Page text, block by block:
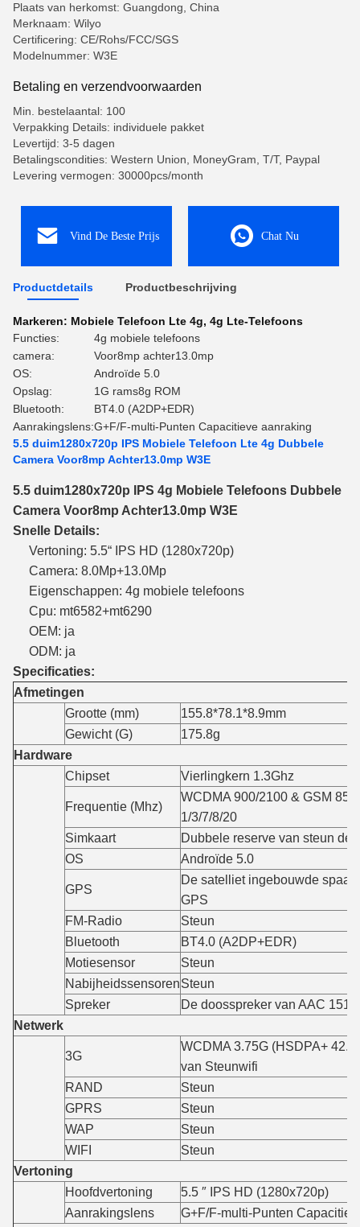
Plaats van herkomst: Guangdong, China
Merknaam: Wilyo
Certificering: CE/Rohs/FCC/SGS
Modelnummer: W3E
Betaling en verzendvoorwaarden
Min. bestelaantal: 100
Verpakking Details: individuele pakket
Levertijd: 3-5 dagen
Betalingscondities: Western Union, MoneyGram, T/T, Paypal
Levering vermogen: 30000pcs/month
Vind De Beste Prijs Chat Nu
Productdetails Productbeschrijving
Markeren: Mobiele Telefoon Lte 4g, 4g Lte-Telefoons
Functies:
4g mobiele telefoons
camera:
Voor8mp achter13.0mp
OS:
Androïde 5.0
Opslag:
1G rams8g ROM
Bluetooth:
BT4.0 (A2DP+EDR)
Aanrakingslens:G+F/F-multi-Punten Capacitieve aanraking
5.5 duim1280x720p IPS Mobiele Telefoon Lte 4g Dubbele
Camera Voor8mp Achter13.0mp W3E
5.5 duim1280x720p IPS 4g Mobiele Telefoons Dubbele
Camera Voor8mp Achter13.0mp W3E
Snelle Details:
Vertoning: 5.5“ IPS HD (1280x720p)
Camera: 8.0Mp+13.0Mp
Eigenschappen: 4g mobiele telefoons
Cpu: mt6582+mt6290
OEM: ja
ODM: ja
Specificaties:
Afmetingen
Grootte (mm)
155.8*78.1*8.9mm
Gewicht (G)
175.8g
Hardware
Chipset
Vierlingkern 1.3Ghz
Frequentie (Mhz)
WCDMA 900/2100 & GSM
1/3/7/8/20
Simkaart
Dubbele reserve van steun de
OS
Androïde 5.0
GPS
De satelliet ingebouwde
GPS
FM-Radio
Steun
Bluetooth
BT4.0 (A2DP+EDR)
Motiesensor
Steun
NabijheidssensorenSteun
Spreker
De doosspreker van AAC 1511
Netwerk
3G
WCDMA 3.75G (HSDPA+
van Steunwifi
RAND
Steun
GPRS
Steun
WAP
Steun
WIFI
Steun
Vertoning
Hoofdvertoning
5.5 ″ IPS HD (1280x720p)
Aanrakingslens
G+F/F-multi-Punten